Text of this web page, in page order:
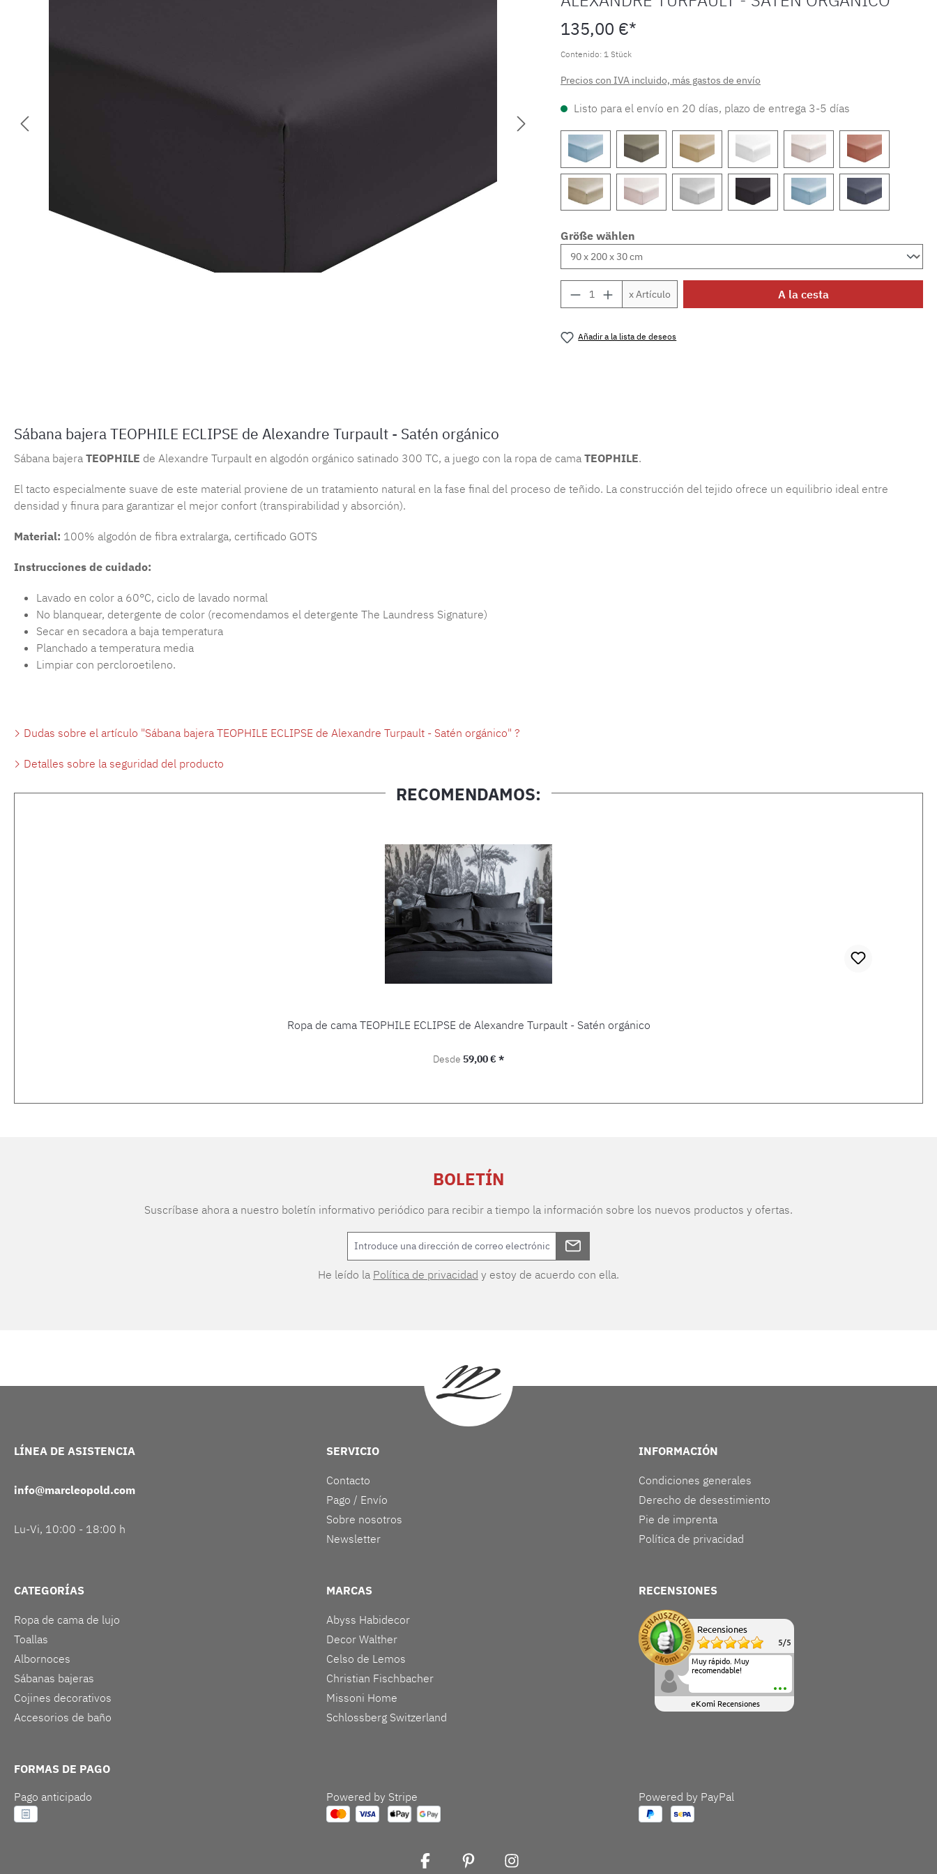
135,00 €*
Contenido: 1 Stück
Precios con IVA incluido, más gastos de envío
Listo para el envío en 20 días, plazo de entrega 3-5 días
Größe wählen
Cantidad del producto: introduce la cantidad
x Artículo A la cesta
Añadir a la lista de deseos
Sábana bajera TEOPHILE ECLIPSE de Alexandre Turpault - Satén orgánico
Sábana bajera TEOPHILE de Alexandre Turpault en algodón orgánico satinado 300 TC, a juego con la ropa de cama TEOPHILE.
El tacto especialmente suave de este material proviene de un tratamiento natural en la fase final del proceso de teñido. La construcción del tejido ofrece un equilibrio ideal entre
densidad y finura para garantizar el mejor confort (transpirabilidad y absorción).
Material: 100% algodón de fibra extralarga, certificado GOTS
Instrucciones de cuidado:
Lavado en color a 60°C, ciclo de lavado normal
No blanquear, detergente de color (recomendamos el detergente The Laundress Signature)
Secar en secadora a baja temperatura
Planchado a temperatura media
Limpiar con percloroetileno.
Dudas sobre el artículo "Sábana bajera TEOPHILE ECLIPSE de Alexandre Turpault - Satén orgánico" ?
Detalles sobre la seguridad del producto
RECOMENDAMOS:
Ropa de cama TEOPHILE ECLIPSE de Alexandre Turpault - Satén orgánico
Precio normal:
Desde 59,00 € *
BOLETÍN
Suscríbase ahora a nuestro boletín informativo periódico para recibir a tiempo la información sobre los nuevos productos y ofertas.
He leído la Política de privacidad y estoy de acuerdo con ella.
LÍNEA DE ASISTENCIA
info@marcleopold.com
Lu-Vi, 10:00 - 18:00 h
SERVICIO
Contacto
Pago / Envío
Sobre nosotros
Newsletter
INFORMACIÓN
Condiciones generales
Derecho de desestimiento
Pie de imprenta
Política de privacidad
CATEGORÍAS
Ropa de cama de lujo
Toallas
Albornoces
Sábanas bajeras
Cojines decorativos
Accesorios de baño
MARCAS
Abyss Habidecor
Decor Walther
Celso de Lemos
Christian Fischbacher
Missoni Home
Schlossberg Switzerland
RECENSIONES
Recensiones
5/5
Muy rápido. Muy
recomendable!
eKomi Recensiones
FORMAS DE PAGO
Pago anticipado
Powered by Stripe Powered by PayPal